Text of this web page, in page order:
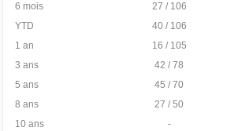
6 mois
27 / 106
YTD
40 / 106
1 an
16 / 105
3 ans
42 / 78
5 ans
45 / 70
8 ans
27 / 50
10 ans
-